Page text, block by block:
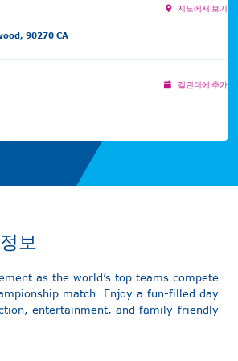
90270 CA
지도에서 보기
캘린더에 추가
보
as the world’s top teams compete
match. Enjoy a fun-filled day
entertainment, and family-friendly